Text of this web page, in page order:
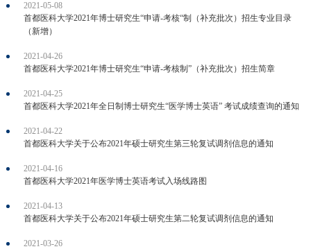
2021-05-08
首都医科大学2021年博士研究生“申请-考核“制（补充批次）招生专业目录
（新增）
2021-04-26
首都医科大学2021年博士研究生“申请-考核制”（补充批次）招生简章
2021-04-25
首都医科大学2021年全日制博士研究生“医学博士英语” 考试成绩查询的通知
2021-04-22
首都医科大学关于公布2021年硕士研究生第三轮复试调剂信息的通知
2021-04-16
首都医科大学2021年医学博士英语考试入场线路图
2021-04-13
首都医科大学关于公布2021年硕士研究生第二轮复试调剂信息的通知
2021-03-26